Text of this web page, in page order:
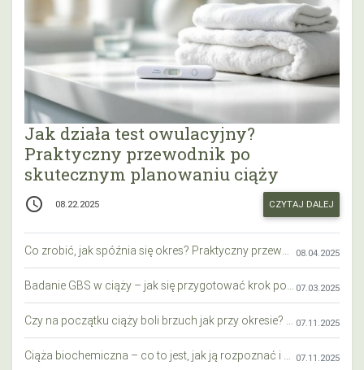
Jak działa test owulacyjny?
Praktyczny przewodnik po
skutecznym planowaniu ciąży
access_time 08.22.2025 CZYTAJ DALEJ
08.04.2025
07.03.2025
07.11.2025
07.11.2025